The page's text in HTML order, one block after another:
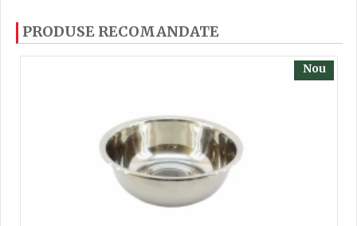
cu ajutorul steluțelor, și scrieți părerea dvs. Pentru
a putea să scrieți părerea trebuie să fiți înregistrat.
PRODUSE RECOMANDATE
Nou